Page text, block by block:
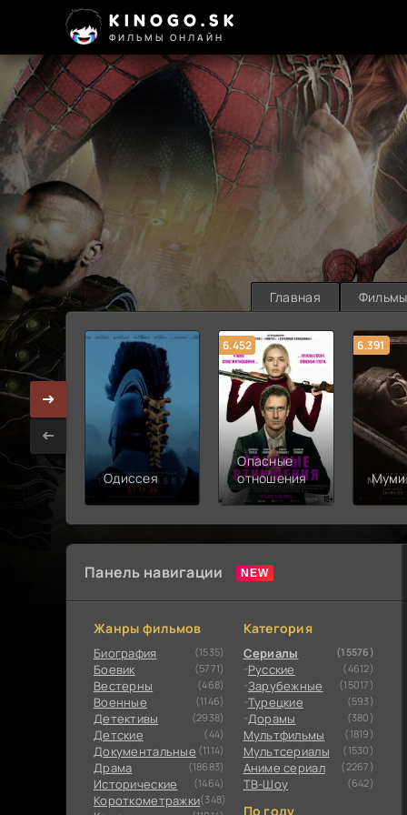
KINOGO.SK
ФИЛЬМЫ ОНЛАЙН
Главная Фильмы
Одиссея
6.452
Опасные
отношения
6.391
Панель навигации
Жанры фильмов
Биография (1535)
Боевик (5771)
Вестерны (468)
Военные (1146)
Детективы (2938)
Детские (44)
Документальные (1114)
Драма (18683)
Исторические (1464)
Короткометражки(348)
Категория
Сериалы (15576)
Русские (4612)
Зарубежные (15017)
Турецкие (593)
Дорамы (380)
Мультфильмы (1819)
Мультсериалы (1530)
Аниме сериал (2267)
ТВ-Шоу (642)
По году